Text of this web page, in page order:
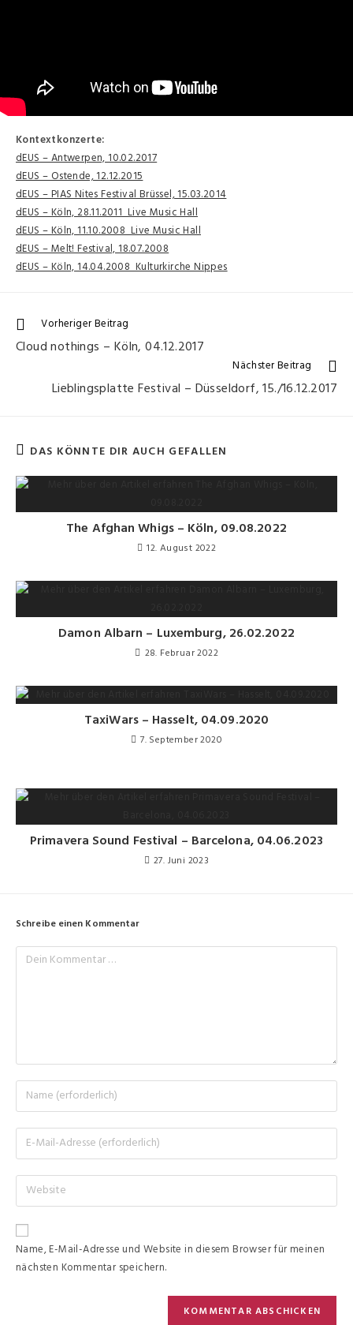
Kontextkonzerte:
dEUS – Antwerpen, 10.02.2017
dEUS – Ostende, 12.12.2015
dEUS – PIAS Nites Festival Brüssel, 15.03.2014
dEUS – Köln, 28.11.2011 Live Music Hall
dEUS – Köln, 11.10.2008 Live Music Hall
dEUS – Melt! Festival, 18.07.2008
dEUS – Köln, 14.04.2008 Kulturkirche Nippes
Vorheriger Beitrag
Cloud nothings – Köln, 04.12.2017
Nächster Beitrag
Lieblingsplatte Festival – Düsseldorf, 15./16.12.2017
DAS KÖNNTE DIR AUCH GEFALLEN
The Afghan Whigs – Köln, 09.08.2022
12. August 2022
Damon Albarn – Luxemburg, 26.02.2022
28. Februar 2022
TaxiWars – Hasselt, 04.09.2020
7. September 2020
Primavera Sound Festival – Barcelona, 04.06.2023
27. Juni 2023
Schreibe einen Kommentar
Name, E-Mail-Adresse und Website in diesem Browser für meinen
nächsten Kommentar speichern.